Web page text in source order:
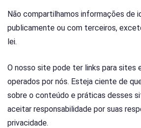
Não compartilhamos informações de
publicamente ou com terceiros,
lei.
O nosso site pode ter links para sites
operados por nós. Esteja ciente de
sobre o conteúdo e práticas desses
aceitar responsabilidade por suas
privacidade.